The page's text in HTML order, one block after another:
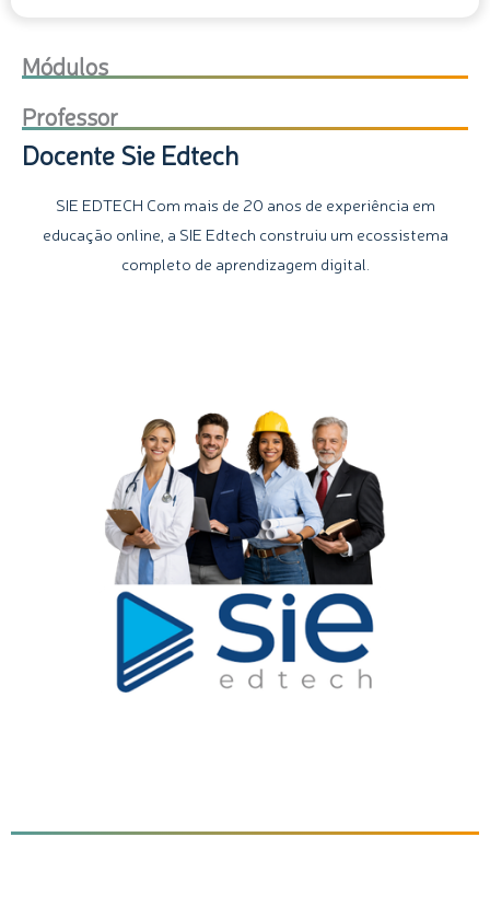
Módulos
Professor
Docente Sie Edtech
SIE EDTECH Com mais de 20 anos de experiência em
educação online, a SIE Edtech construiu um ecossistema
completo de aprendizagem digital.